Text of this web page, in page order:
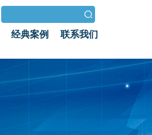
经典案例 联系我们